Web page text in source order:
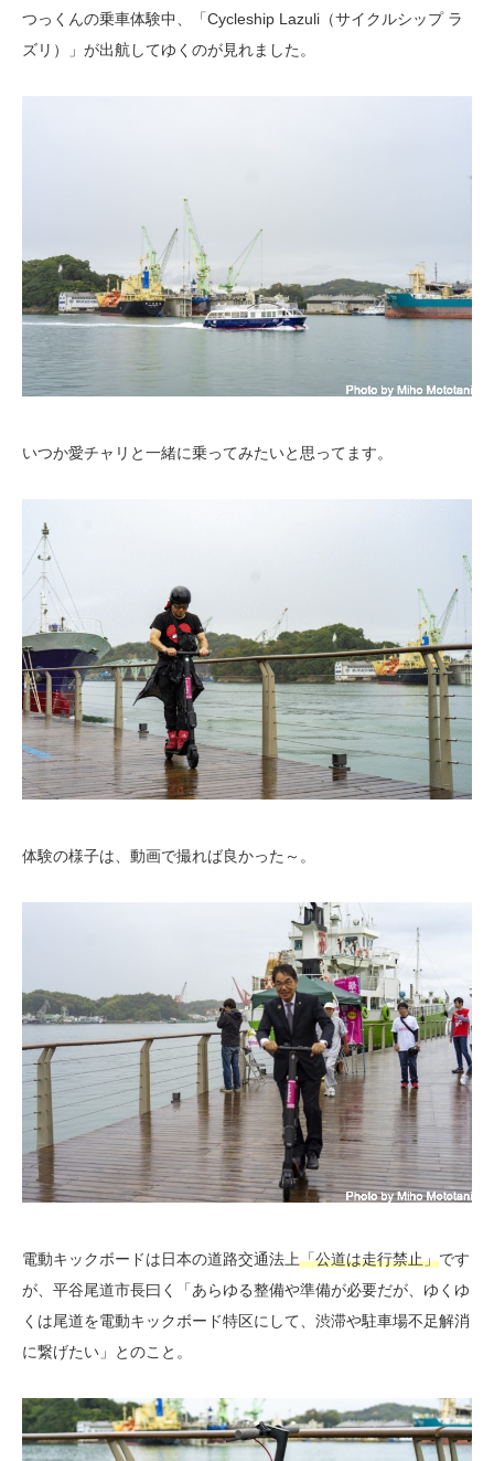
つっくんの乗車体験中、「Cycleship Lazuli（サイクルシップ ラ
ズリ）」が出航してゆくのが見れました。
いつか愛チャリと一緒に乗ってみたいと思ってます。
体験の様子は、動画で撮れば良かった～。
電動キックボードは日本の道路交通法上「公道は走行禁止」です
が、平谷尾道市長曰く「あらゆる整備や準備が必要だが、ゆくゆ
くは尾道を電動キックボード特区にして、渋滞や駐車場不足解消
に繋げたい」とのこと。